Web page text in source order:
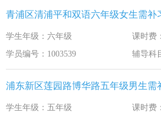
青浦区清浦平和双语六年级女生需补
学生年级：六年级
课时费
学员编号：1003539
辅导科
浦东新区莲园路博华路五年级男生需
学生年级：五年级
课时费